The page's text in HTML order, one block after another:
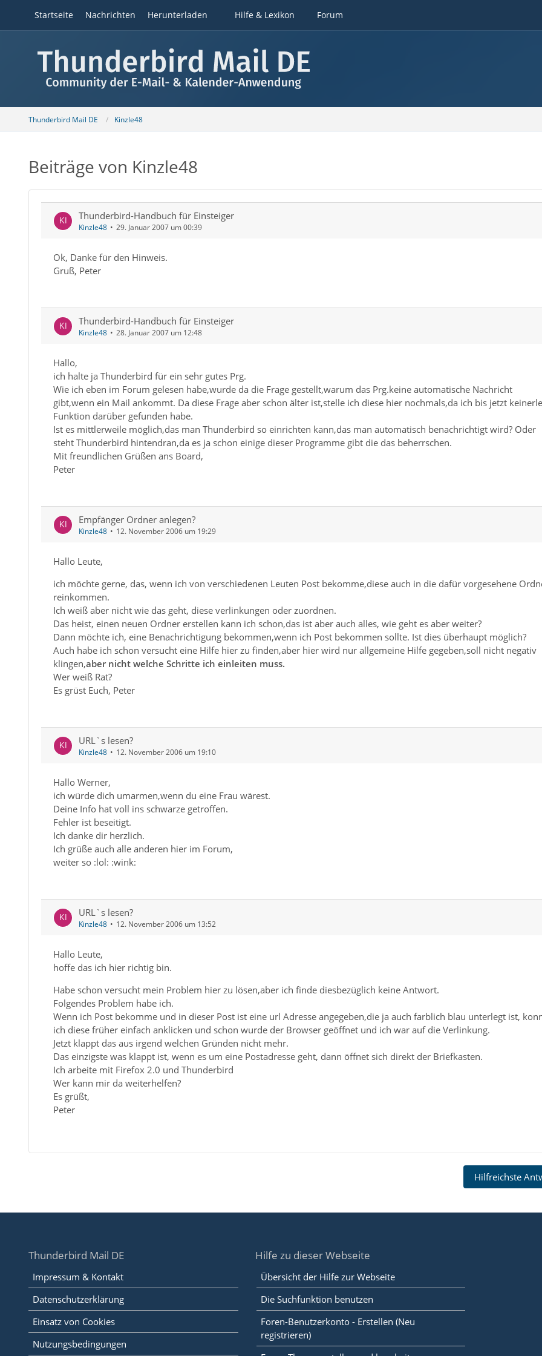
Startseite Nachrichten Herunterladen Hilfe & Lexikon Forum
Thunderbird Mail DE Kinzle48
Beiträge von Kinzle48
Thunderbird-Handbuch für Einsteiger
Kinzle48 29. Januar 2007 um 00:39
Ok, Danke für den Hinweis.
Gruß, Peter
Thunderbird-Handbuch für Einsteiger
Kinzle48 28. Januar 2007 um 12:48
Hallo,
ich halte ja Thunderbird für ein sehr gutes Prg.
Wie ich eben im Forum gelesen habe,wurde da die Frage gestellt,warum das Prg.keine automatische Nachricht
gibt,wenn ein Mail ankommt. Da diese Frage aber schon älter ist,stelle ich diese hier nochmals,da ich bis jetzt
Funktion darüber gefunden habe.
Ist es mittlerweile möglich,das man Thunderbird so einrichten kann,das man automatisch benachrichtigt wird? Oder
steht Thunderbird hintendran,da es ja schon einige dieser Programme gibt die das beherrschen.
Mit freundlichen Grüßen ans Board,
Peter
Empfänger Ordner anlegen?
Kinzle48 12. November 2006 um 19:29
Hallo Leute,
ich möchte gerne, das, wenn ich von verschiedenen Leuten Post bekomme,diese auch in die dafür vorgesehene
reinkommen.
Ich weiß aber nicht wie das geht, diese verlinkungen oder zuordnen.
Das heist, einen neuen Ordner erstellen kann ich schon,das ist aber auch alles, wie geht es aber weiter?
Dann möchte ich, eine Benachrichtigung bekommen,wenn ich Post bekommen sollte. Ist dies überhaupt möglich?
Auch habe ich schon versucht eine Hilfe hier zu finden,aber hier wird nur allgemeine Hilfe gegeben,soll nicht negativ
klingen,aber nicht welche Schritte ich einleiten muss.
Wer weiß Rat?
Es grüst Euch, Peter
URL`s lesen?
Kinzle48 12. November 2006 um 19:10
Hallo Werner,
ich würde dich umarmen,wenn du eine Frau wärest.
Deine Info hat voll ins schwarze getroffen.
Fehler ist beseitigt.
Ich danke dir herzlich.
Ich grüße auch alle anderen hier im Forum,
weiter so :lol: :wink:
URL`s lesen?
Kinzle48 12. November 2006 um 13:52
Hallo Leute,
hoffe das ich hier richtig bin.
Habe schon versucht mein Problem hier zu lösen,aber ich finde diesbezüglich keine Antwort.
Folgendes Problem habe ich.
Wenn ich Post bekomme und in dieser Post ist eine url Adresse angegeben,die ja auch farblich blau unterlegt ist,
ich diese früher einfach anklicken und schon wurde der Browser geöffnet und ich war auf die Verlinkung.
Jetzt klappt das aus irgend welchen Gründen nicht mehr.
Das einzigste was klappt ist, wenn es um eine Postadresse geht, dann öffnet sich direkt der Briefkasten.
Ich arbeite mit Firefox 2.0 und Thunderbird
Wer kann mir da weiterhelfen?
Es grüßt,
Peter
Hilfreichste
Thunderbird Mail DE
Impressum & Kontakt
Datenschutzerklärung
Einsatz von Cookies
Nutzungsbedingungen
Hilfe zu dieser Webseite
Übersicht der Hilfe zur Webseite
Die Suchfunktion benutzen
Foren-Benutzerkonto - Erstellen (Neu
registrieren)